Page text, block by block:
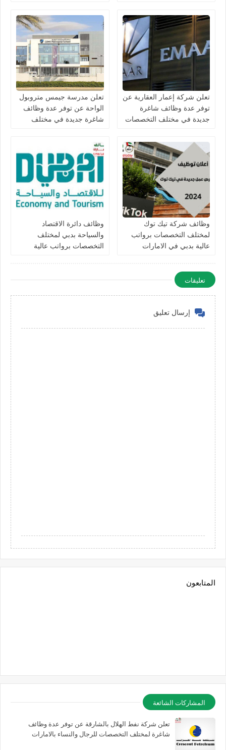
في دبي وأبوظبي
تعلن شركة إعمار العقارية عن
توفر عدة وظائف شاغرة
جديدة في مختلف التخصصات
تعلن مدرسة جيمس متروبول
الواحة عن توفر عدة وظائف
شاغرة جديدة في مختلف
برواتب تصل 10,000 درهم
وظائف شركة تيك توك
لمختلف التخصصات برواتب
عالية بدبي في الامارات
وظائف دائرة الاقتصاد
والسياحة بدبي لمختلف
التخصصات برواتب عالية
تعليقات
إرسال تعليق
المتابعون
المشاركات الشائعة
تعلن شركة نفط الهلال بالشارقة عن توفر عدة وظائف
شاغرة لمختلف التخصصات للرجال والنساء بالامارات